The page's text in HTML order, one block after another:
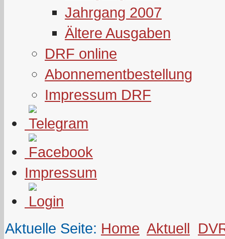
Jahrgang 2007
Ältere Ausgaben
DRF online
Abonnementbestellung
Impressum DRF
Impressum
Aktuelle Seite: Home Aktuell